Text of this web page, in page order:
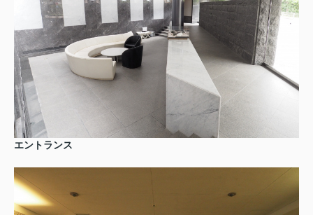
エントランス